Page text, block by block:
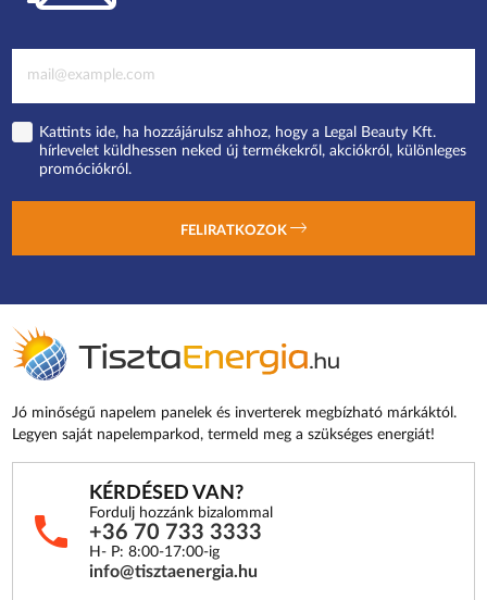
Kattints ide, ha hozzájárulsz ahhoz, hogy a Legal Beauty Kft.
hírlevelet küldhessen neked új termékekről, akciókról, különleges
promóciókról.
FELIRATKOZOK
Jó minőségű napelem panelek és inverterek megbízható márkáktól.
Legyen saját napelemparkod, termeld meg a szükséges energiát!
KÉRDÉSED VAN?
Fordulj hozzánk bizalommal
+36 70 733 3333
H- P: 8:00-17:00-ig
info@tisztaenergia.hu